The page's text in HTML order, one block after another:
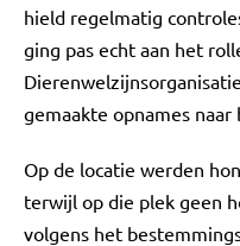
hield regelmatig
ging pas echt aan het
gemaakte opnames naar
Op de locatie werden
terwijl op die plek geen
volgens het